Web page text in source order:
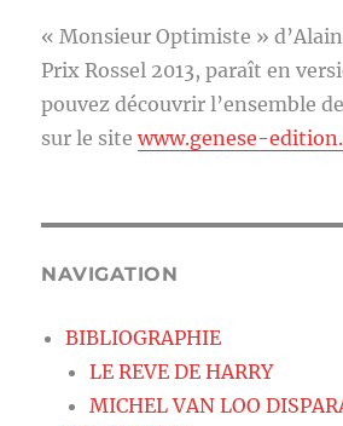
« Monsieur Optimiste »
Prix Rossel 2013, paraît en
pouvez découvrir l’ensemble
sur le sitewww.genese-
NAVIGATION
BIBLIOGRAPHIE
LE REVE DE HARRY
MICHEL VAN LOO